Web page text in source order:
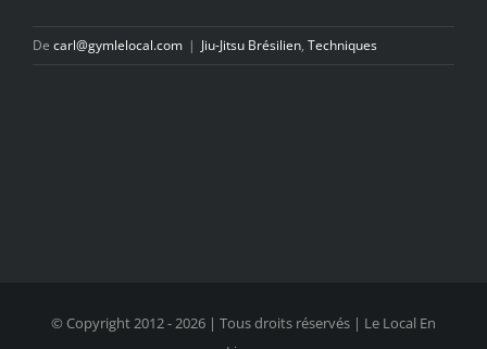
De carl@gymlelocal.com | Jiu-Jitsu Brésilien, Techniques
© Copyright 2012 -2026 | Tous droits réservés | Le Local En